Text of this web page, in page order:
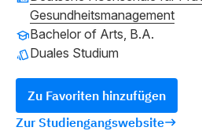
Gesundheitsmanagement
Bachelor of Arts, B.A.
Duales Studium
Zu Favoriten hinzufügen
Zur Studiengangswebsite